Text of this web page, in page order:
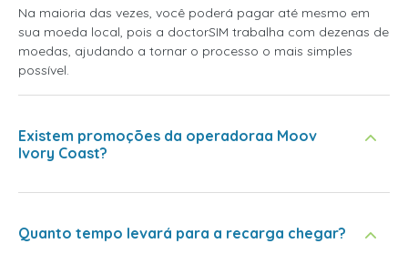
Na maioria das vezes, você poderá pagar até mesmo em
sua moeda local, pois a doctorSIM trabalha com dezenas de
moedas, ajudando a tornar o processo o mais simples
possível.
Existem promoções da operadoraa Moov
Ivory Coast?
Quanto tempo levará para a recarga chegar?